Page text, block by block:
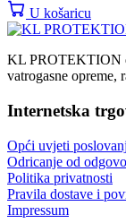
U košaricu
KL PROTEKTION
vatrogasne opreme,
Internetska
Opći uvjeti
Odricanje od
Politika privatnosti
Pravila dostave i
Impressum